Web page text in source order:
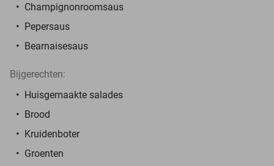
Champignonroomsaus
Pepersaus
Bearnaisesaus
Bijgerechten:
Huisgemaakte salades
Brood
Kruidenboter
Groenten